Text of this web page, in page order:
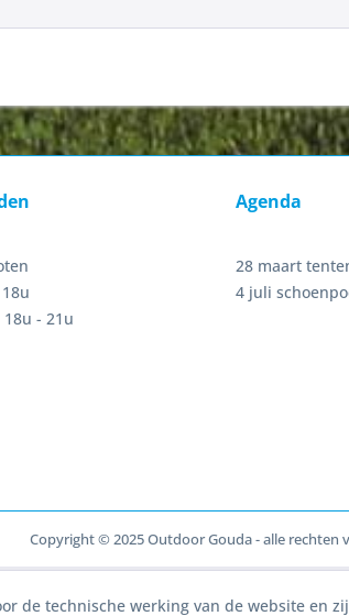
- 21u
Agenda
28 maart
4 juli
Copyright © 2025 Outdoor Gouda - alle rechten
de technische werking van de website en